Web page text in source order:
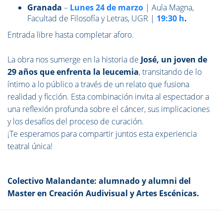
Granada – Lunes 24 de marzo | Aula Magna,
Facultad de Filosofía y Letras, UGR | 19:30 h.
Entrada libre hasta completar aforo.
La obra nos sumerge en la historia de José, un joven de
29 años que enfrenta la leucemia, transitando de lo
íntimo a lo público a través de un relato que fusiona
realidad y ficción. Esta combinación invita al espectador a
una reflexión profunda sobre el cáncer, sus implicaciones
y los desafíos del proceso de curación.
¡Te esperamos para compartir juntos esta experiencia
teatral única!
Colectivo Malandante: alumnado y alumni del
Master en Creación Audivisual y Artes Escénicas.